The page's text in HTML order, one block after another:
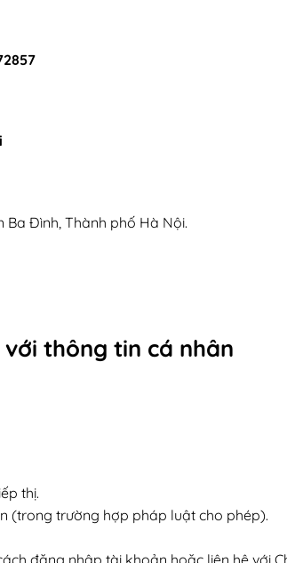
Ba Đình, Thành phố Hà Nội.
thông tin cá nhân
thị.
(trong trường hợp pháp luật cho phép).
đăng nhập tài khoản hoặc liên hệ với